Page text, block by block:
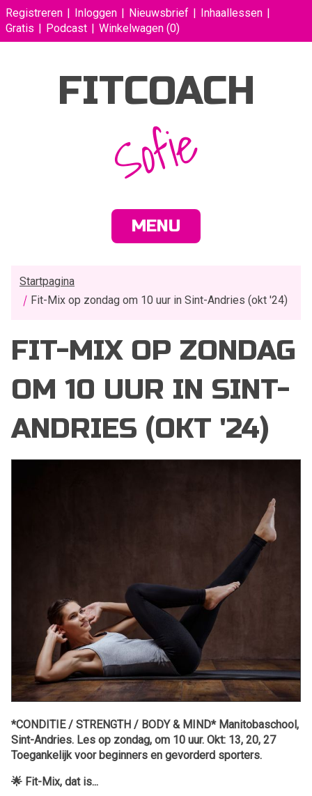
Registreren Inloggen Nieuwsbrief
Inhaallessen
Gratis
Podcast Winkelwagen (0)
FITCOACH
Sofie
MENU
Startpagina
Fit-Mix op zondag om 10 uur in Sint-Andries (okt '24)
FIT-MIX OP ZONDAG
OM 10 UUR IN SINT-
ANDRIES (OKT '24)
*CONDITIE / STRENGTH / BODY & MIND* Manitobaschool,
Sint-Andries. Les op zondag, om 10 uur. Okt: 13, 20, 27
Toegankelijk voor beginners en gevorderd sporters.
🌟 Fit-Mix, dat is...